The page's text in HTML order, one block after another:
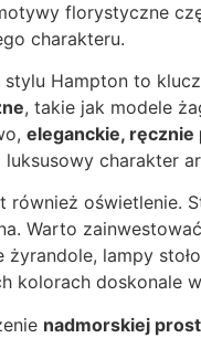
florystyczne
charakteru.
Hampton to
, takie jak modele
eleganckie,
charakter
również oświetlenie.
Warto
żyrandole, lampy
kolorach doskonale
nadmorskiej